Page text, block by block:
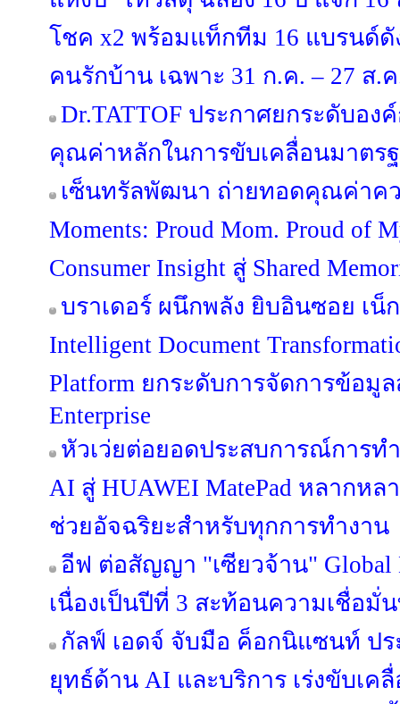
โชค x2 พร้อมแท็กทีม 16 แบรนด์
คนรักบ้าน เฉพาะ 31 ก.ค. – 27 ส.
Dr.TATTOF ประกาศยกระดับอง
คุณค่าหลักในการขับเคลื่อนมาตร
เซ็นทรัลพัฒนา ถ่ายทอดคุณค่าค
Moments: Proud Mom. Proud of
Consumer Insight สู่ Shared
บราเดอร์ ผนึกพลัง ยิบอินซอย เน็
Intelligent Document
Platform ยกระดับการจัดการข้อมู
Enterprise
หัวเว่ยต่อยอดประสบการณ์การท
AI สู่ HUAWEI MatePad หลากห
ช่วยอัจฉริยะสำหรับทุกการทำงาน
อีฟ ต่อสัญญา "เซียวจ้าน" Global
เนื่องเป็นปีที่ 3 สะท้อนความเชื่อมั่
กัลฟ์ เอดจ์ จับมือ ค็อกนิแซนท์ ป
ยุทธ์ด้าน AI และบริการ เร่งขับเค